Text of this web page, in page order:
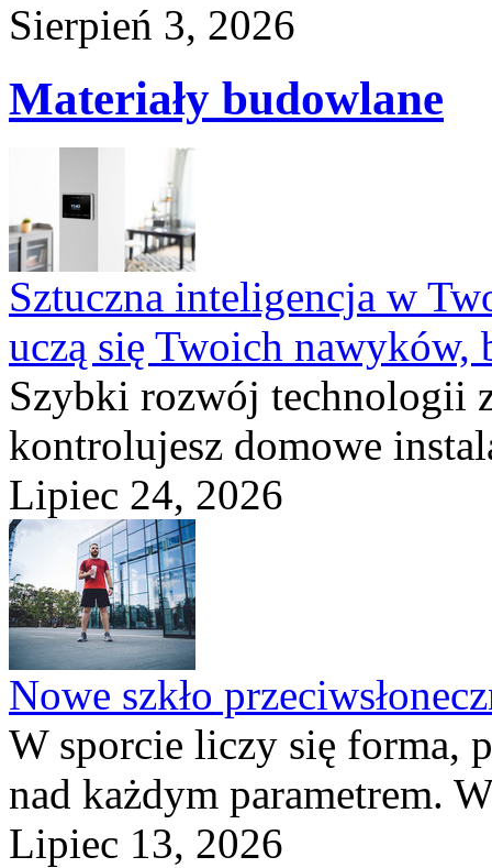
Sierpień 3, 2026
Materiały budowlane
Sztuczna inteligencja w
uczą się Twoich nawyków,
Szybki rozwój technologii
kontrolujesz domowe
Lipiec 24, 2026
Nowe szkło
W sporcie liczy się forma,
nad każdym parametrem.
Lipiec 13, 2026